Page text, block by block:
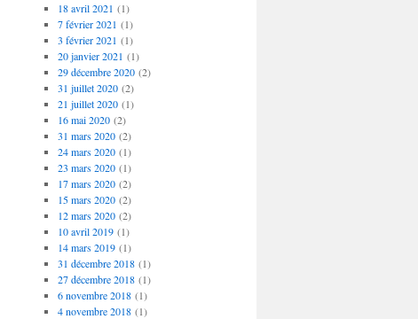
18 avril 2021 (1)
7 février 2021 (1)
3 février 2021 (1)
20 janvier 2021 (1)
29 décembre 2020(2)
31 juillet 2020(2)
21 juillet 2020(1)
16 mai 2020(2)
31 mars 2020(2)
24 mars 2020(1)
23 mars 2020(1)
17 mars 2020(2)
15 mars 2020(2)
12 mars 2020(2)
10 avril 2019(1)
14 mars 2019(1)
31 décembre 2018(1)
27 décembre 2018(1)
6 novembre 2018(1)
4 novembre 2018(1)